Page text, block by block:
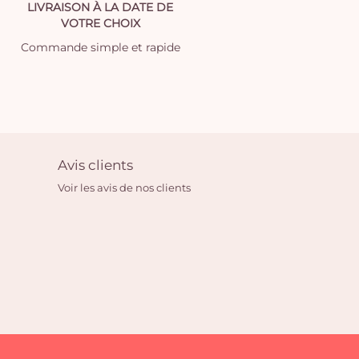
LIVRAISON À LA DATE DE
VOTRE CHOIX
Commande simple et rapide
Avis clients
Voir les avis de nos clients